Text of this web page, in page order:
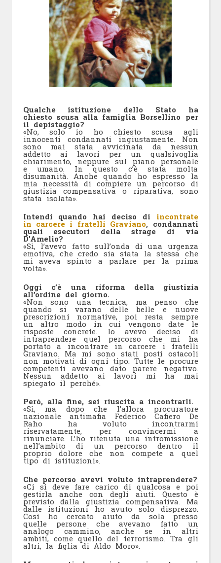
Qualche istituzione dello Stato ha
chiesto scusa alla famiglia Borsellino per
il depistaggio?
«No, solo io ho chiesto scusa agli
innocenti condannati ingiustamente. Non
sono mai stata avvicinata da nessun
addetto ai lavori per un qualsivoglia
chiarimento, neppure sul piano personale
e umano. In questo c’è stata molta
disumanità. Anche quando ho espresso la
mia necessità di compiere un percorso di
giustizia compensativa o riparativa, sono
stata isolata».
Intendi quando hai deciso di incontrate
in carcere i fratelli Graviano, condannati
quali esecutori della strage di via
D’Amelio?
«Sì, l’avevo fatto sull’onda di una urgenza
emotiva, che credo sia stata la stessa che
mi aveva spinto a parlare per la prima
volta».
Oggi c’è una riforma della giustizia
all’ordine del giorno.
«Non sono una tecnica, ma penso che
quando si varano delle belle e nuove
prescrizioni normative, poi resta sempre
un altro modo in cui vengono date le
risposte concrete. Io avevo deciso di
intraprendere quel percorso che mi ha
portato a incontrare in carcere i fratelli
Graviano. Ma mi sono stati posti ostacoli
non motivati di ogni tipo. Tutte le procure
competenti avevano dato parere negativo.
Nessun addetto ai lavori mi ha mai
spiegato il perché».
Però, alla fine, sei riuscita a incontrarli.
«Sì, ma dopo che l’allora procuratore
nazionale antimafia Federico Cafiero De
Raho ha voluto incontrarmi
riservatamente, per convincermi a
rinunciare. L’ho ritenuta una intromissione
nell’ambito di un percorso dentro il
proprio dolore che non compete a quel
tipo di istituzioni».
Che percorso avevi voluto intraprendere?
«Ci si deve fare carico di qualcosa e poi
gestirla anche con degli aiuti. Questo è
previsto dalla giustizia compensativa. Ma
dalle istituzioni ho avuto solo disprezzo.
Così ho cercato aiuto da sola presso
quelle persone che avevano fatto un
analogo cammino, anche se in altri
ambiti, come quello del terrorismo. Tra gli
altri, la figlia di Aldo Moro».